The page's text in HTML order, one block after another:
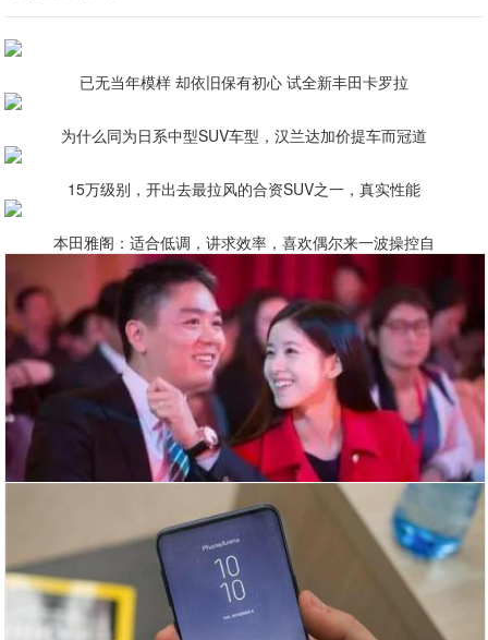
已无当年模样 却依旧保有初心 试全新丰田卡罗拉
为什么同为日系中型SUV车型，汉兰达加价提车而冠道
15万级别，开出去最拉风的合资SUV之一，真实性能
本田雅阁：适合低调，讲求效率，喜欢偶尔来一波操控自